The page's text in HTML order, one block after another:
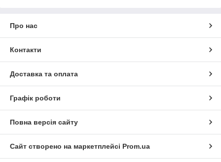
Про нас
Контакти
Доставка та оплата
Графік роботи
Повна версія сайту
Сайт створено на маркетплейсі Prom.ua